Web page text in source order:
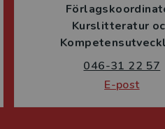
Kurslitteratur
046-31 22 57
E-post